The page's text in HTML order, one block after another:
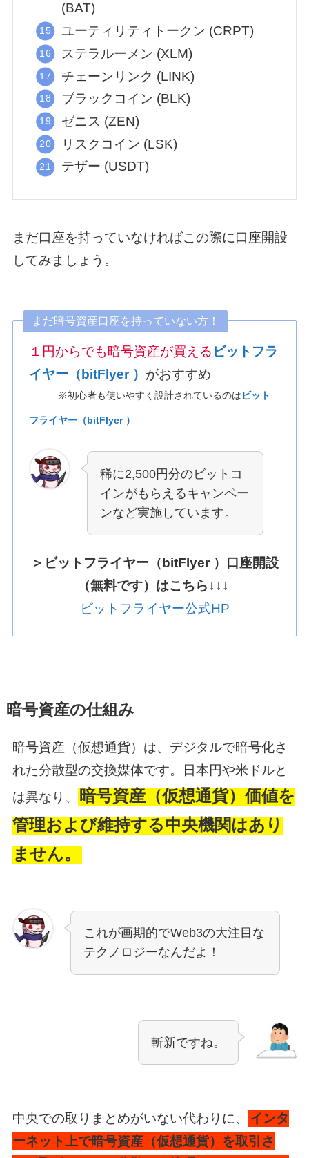
(BAT)
ユーティリティトークン (CRPT)
ステラルーメン (XLM)
チェーンリンク (LINK)
ブラックコイン (BLK)
ゼニス (ZEN)
リスクコイン (LSK)
テザー (USDT)
まだ口座を持っていなければこの際に口座開設
してみましょう。
まだ暗号資産口座を持っていない方！
１円からでも暗号資産が買える ビットフラ
イヤー（bitFlyer ） がおすすめ
※初心者も使いやすく設計されているのはビット
フライヤー（bitFlyer ）
稀に2,500円分のビットコ
インがもらえるキャンペー
ンなど実施しています。
＞ビットフライヤー（bitFlyer ）口座開設
（無料です）はこちら↓↓↓
ビットフライヤー公式HP
暗号資産の仕組み
暗号資産（仮想通貨）は、デジタルで暗号化さ
れた分散型の交換媒体です。日本円や米ドルと
は異なり、
暗号資産（仮想通貨）価値を
管理および維持する中央機関はあり
ません。
これが画期的でWeb3の大注目な
テクノロジーなんだよ！
斬新ですね。
中央での取りまとめがいない代わりに、
インタ
ーネット上で暗号資産（仮想通貨）を取引さ